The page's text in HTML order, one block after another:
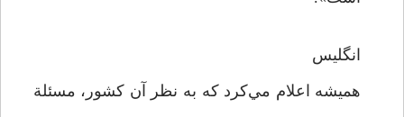
انگليس
هميشه اعلام مي‌كرد كه به نظر آن كشور، مسئلة